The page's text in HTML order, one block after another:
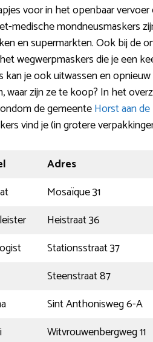
voor in het openbaar
medische mondneusmaskers
en supermarkten. Ook bij de
wegwerpmaskers die je een
kan je ook uitwassen en
waar zijn ze te koop? In het
de gemeenteHorst aan de
vind je (in grotere
Adres
Mosaïque 31
Heistraat 36
Stationsstraat 37
Steenstraat 87
Sint Anthonisweg 6-A
Witvrouwenbergweg 11